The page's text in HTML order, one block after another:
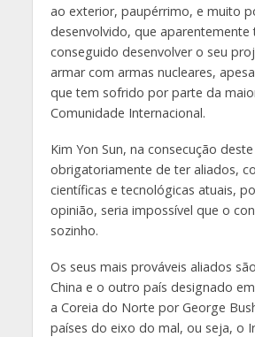
ao exterior, paupérrimo, e muito
desenvolvido, que aparentemente
conseguido desenvolver o seu
armar com armas nucleares,
que tem sofrido por parte da
Comunidade Internacional.
Kim Yon Sun, na consecução
obrigatoriamente de ter aliados,
científicas e tecnológicas atuais,
opinião, seria impossível que o
sozinho.
Os seus mais prováveis aliados
China e o outro país designado
a Coreia do Norte por George
países do eixo do mal, ou seja, o